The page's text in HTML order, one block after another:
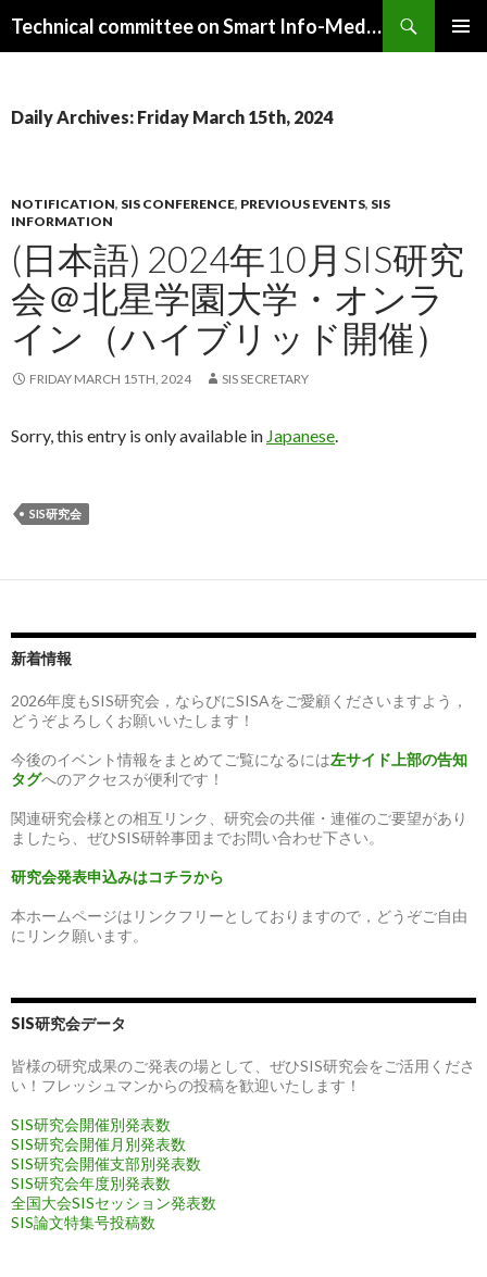
Technical committee on Smart Info-Media Systems (SIS), IEICE
Daily Archives: Friday March 15th, 2024
NOTIFICATION, SIS CONFERENCE, PREVIOUS EVENTS, SIS
INFORMATION
(日本語) 2024年10月SIS研究
会＠北星学園大学・オンラ
イン（ハイブリッド開催）
FRIDAY MARCH 15TH, 2024 SIS SECRETARY
Sorry, this entry is only available in Japanese.
SIS研究会
新着情報
2026年度もSIS研究会，ならびにSISAをご愛顧くださいますよう，
どうぞよろしくお願いいたします！
今後のイベント情報をまとめてご覧になるには左サイド上部の告知
タグへのアクセスが便利です！
関連研究会様との相互リンク、研究会の共催・連催のご要望があり
ましたら、ぜひSIS研幹事団までお問い合わせ下さい。
研究会発表申込みはコチラから
本ホームページはリンクフリーとしておりますので，どうぞご自由
にリンク願います。
SIS研究会データ
皆様の研究成果のご発表の場として、ぜひSIS研究会をご活用くださ
い！フレッシュマンからの投稿を歓迎いたします！
SIS研究会開催別発表数
SIS研究会開催月別発表数
SIS研究会開催支部別発表数
SIS研究会年度別発表数
全国大会SISセッション発表数
SIS論文特集号投稿数